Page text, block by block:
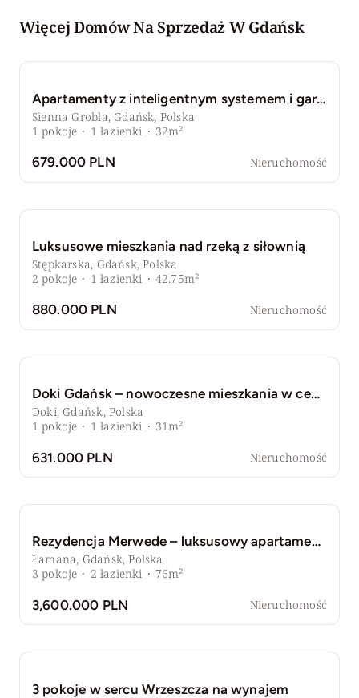
Więcej Domów Na Sprzedaż WGdańsk
Apartamenty z inteligentnym systemem i garażem
Sienna Grobla, Gdańsk, Polska
1 pokoje · 1 łazienki · 32m²
679.000 PLN Nieruchomość
Luksusowe mieszkania nad rzeką z siłownią
Stępkarska, Gdańsk, Polska
2 pokoje · 1 łazienki · 42.75m²
880.000 PLN Nieruchomość
Doki Gdańsk – nowoczesne mieszkania w centrum
Doki, Gdańsk, Polska
1 pokoje · 1 łazienki · 31m²
631.000 PLN Nieruchomość
Rezydencja Merwede – luksusowy apartament z tarasem, 10 m od plaży, Gdańsk
Łamana, Gdańsk, Polska
3 pokoje · 2 łazienki · 76m²
3,600.000 PLN Nieruchomość
3 pokoje w sercu Wrzeszcza na wynajem